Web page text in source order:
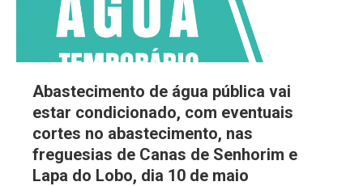
Abastecimento de água pública vai
estar condicionado, com eventuais
cortes no abastecimento, nas
freguesias de Canas de Senhorim e
Lapa do Lobo, dia 10 de maio